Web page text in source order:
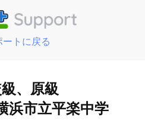
トに戻る
、原級
浜市立平楽中学